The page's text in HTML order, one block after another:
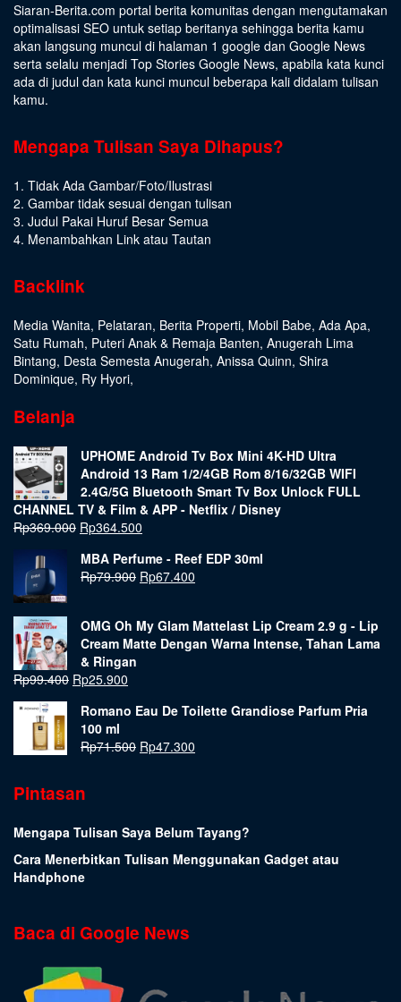
Siaran-Berita.com portal berita komunitas dengan mengutamakan
optimalisasi SEO untuk setiap beritanya sehingga berita kamu
akan langsung muncul di halaman 1 google dan Google News
serta selalu menjadi Top Stories Google News, apabila kata kunci
ada di judul dan kata kunci muncul beberapa kali didalam tulisan
kamu.
Mengapa Tulisan Saya Dihapus?
1. Tidak Ada Gambar/Foto/Ilustrasi
2. Gambar tidak sesuai dengan tulisan
3. Judul Pakai Huruf Besar Semua
4. Menambahkan Link atau Tautan
Backlink
Media Wanita, Pelataran, Berita Properti, Mobil Babe, Ada Apa,
Satu Rumah, Puteri Anak & Remaja Banten, Anugerah Lima
Bintang, Desta Semesta Anugerah, Anissa Quinn, Shira
Dominique, Ry Hyori,
Belanja
UPHOME Android Tv Box Mini 4K-HD Ultra
Android 13 Ram 1/2/4GB Rom 8/16/32GB WIFI
2.4G/5G Bluetooth Smart Tv Box Unlock FULL
CHANNEL TV & Film & APP - Netflix / Disney
Rp369.000 Rp364.500
MBA Perfume - Reef EDP 30ml
Rp79.900 Rp67.400
OMG Oh My Glam Mattelast Lip Cream 2.9 g - Lip
Cream Matte Dengan Warna Intense, Tahan Lama
& Ringan
Rp99.400 Rp25.900
Romano Eau De Toilette Grandiose Parfum Pria
100 ml
Rp71.500 Rp47.300
Pintasan
Mengapa Tulisan Saya Belum Tayang?
Cara Menerbitkan Tulisan Menggunakan Gadget atau
Handphone
Baca di Google News